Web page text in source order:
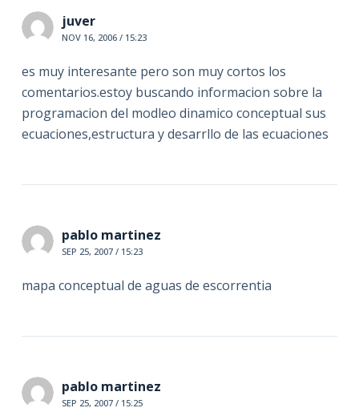
juver
NOV 16, 2006 / 15:23
es muy interesante pero son muy cortos los
comentarios.estoy buscando informacion sobre la
programacion del modleo dinamico conceptual sus
ecuaciones,estructura y desarrllo de las ecuaciones
pablo martinez
SEP 25, 2007 / 15:23
mapa conceptual de aguas de escorrentia
pablo martinez
SEP 25, 2007 / 15:25